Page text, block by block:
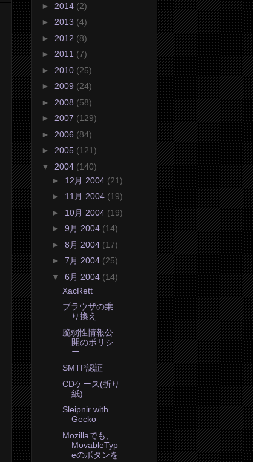
► 2014 (2)
► 2013 (4)
► 2012 (8)
► 2011 (7)
► 2010 (25)
► 2009 (24)
► 2008 (58)
► 2007 (129)
► 2006 (84)
► 2005 (121)
▼ 2004 (140)
► 12月 2004 (21)
► 11月 2004 (19)
► 10月 2004 (19)
► 9月 2004 (14)
► 8月 2004 (17)
► 7月 2004 (25)
▼ 6月 2004 (14)
XacRett
ブラウザの乗
り換え
脆弱性情報公
開のポリシ
ー
SMTP認証
CDケース(折り
紙)
Sleipnir with
Gecko
Mozillaでも,
MovableTyp
eのボタンを